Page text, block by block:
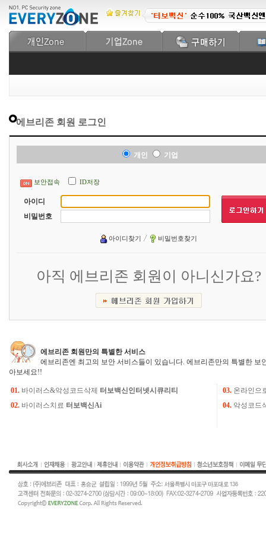
에브리존 회원 로그인
개인 기업
보안접속 ID저장
아이디
비밀번호
아이디찾기 비밀번호찾기
아직 에브리존 회원이 아니신가요?
에브리존 회원만의 특별한 서비스
에브리존엔 최고의 보안 서비스들이 있습니다. 에브리존만의 특별한 보
아보세요!!
01. 바이러스&악성코드삭제 터보백신인터넷시큐리티 03. 온라인으
02. 바이러스치료 터보백신Ai 04. 악성코드